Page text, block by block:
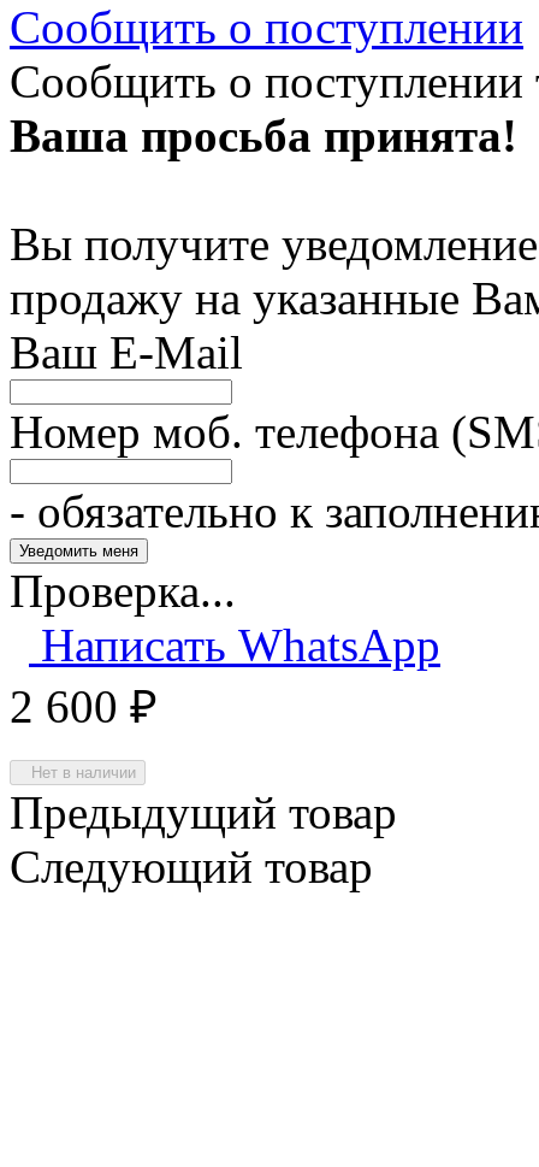
Сообщить о поступлении
Сообщить о поступлении
Ваша просьба принята!
Вы получите
продажу на указанные
Ваш E-Mail
Номер моб. телефона
- обязательно к
Проверка...
Написать WhatsApp
2 600 ₽
Нет в наличии
Предыдущий товар
Следующий товар